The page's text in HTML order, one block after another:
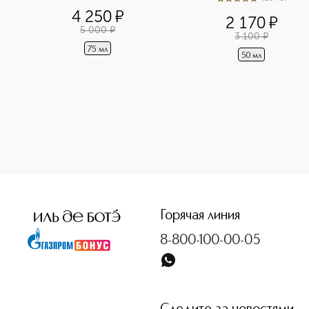
4 250¤
5 000 ¤
75 мл
5из 51570
2 170¤
3 100 ¤
50 мл
Горячая линия
8-800-100-00-05